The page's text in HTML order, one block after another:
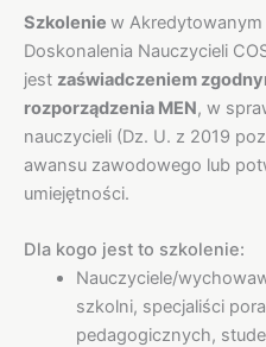
Szkolenie w
Doskonalenia Nauczycieli
jest zaświadczeniem
rozporządzenia MEN, w
nauczycieli (Dz. U. z 2019
awansu zawodowego lub
umiejętności.
Dla kogo jest to szkolenie:
Nauczyciele/
szkolni, specjaliści
pedagogicznych,